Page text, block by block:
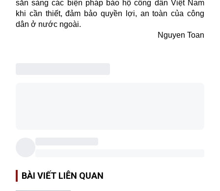
sẵn sàng các biện pháp bảo hộ công dân Việt Nam
khi cần thiết, đảm bảo quyền lợi, an toàn của công
dân ở nước ngoài.
Nguyen Toan
BÀI VIẾT LIÊN QUAN